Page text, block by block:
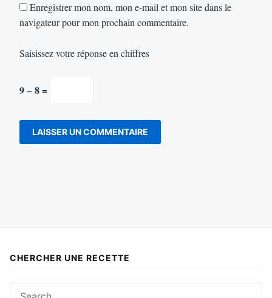
Enregistrer mon nom, mon e-mail et mon site dans le
navigateur pour mon prochain commentaire.
Saisissez votre réponse en chiffres
9 − 8 =
CHERCHER UNE RECETTE